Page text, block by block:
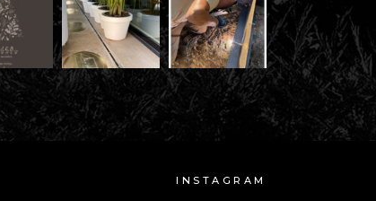
INSTAGRAM